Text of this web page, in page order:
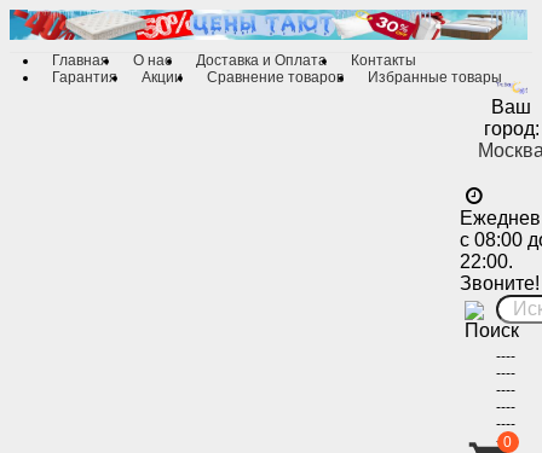
Главная О нас Доставка и Оплата
Контакты
Гарантия
Акции Сравнение товаров Избранные товары
Ваш
город:
с 08:00
22:00.
Звоните!
----
----
----
----
----
----
0